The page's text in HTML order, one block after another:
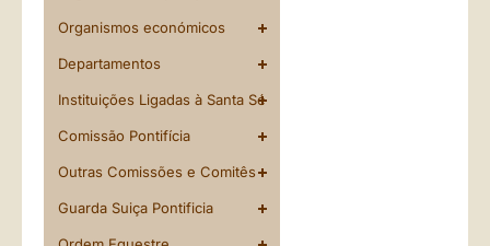
Organismos económicos
Departamentos
Instituições Ligadas à Santa Sé
Comissão Pontifícia
Outras Comissões e Comitês
Guarda Suiça Pontificia